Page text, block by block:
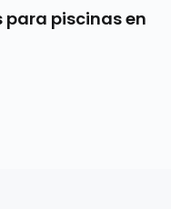
piscinas en